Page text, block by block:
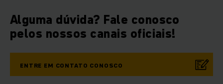
Alguma dúvida? Fale conosco
pelos nossos canais oficiais!
ENTRE EM CONTATO CONOSCO